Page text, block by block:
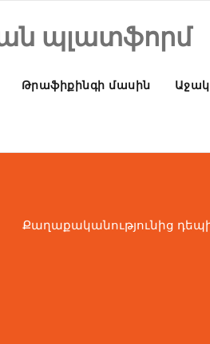
պլատֆորմ
Թրաֆիքինգի մասին
Քաղաքականությունից